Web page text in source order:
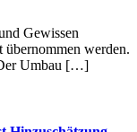
Gewissen
werden.
Umbau […]